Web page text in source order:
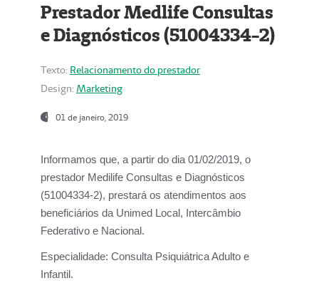
Prestador Medlife Consultas
e Diagnósticos (51004334-2)
Texto: Relacionamento do prestador
Design: Marketing
01 de janeiro, 2019
Informamos que, a partir do dia 01/02/2019, o
prestador Medilife Consultas e Diagnósticos
(51004334-2), prestará os atendimentos aos
beneficiários da Unimed Local, Intercâmbio
Federativo e Nacional.
Especialidade: Consulta Psiquiátrica Adulto e
Infantil.